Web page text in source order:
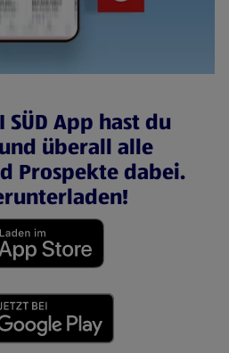
SÜD App hast du
überall alle
Prospekte dabei.